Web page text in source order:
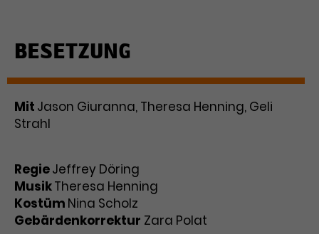
Zweck
misst die Wirksamkeit von
verschiedene Websites hinweg.
BESETZUNG
Mit Jason Giuranna, Theresa Henning, Geli
Strahl
RegieJeffrey Döring
MusikTheresa Henning
Kostüm Nina Scholz
Gebärdenkorrektur Zara Polat